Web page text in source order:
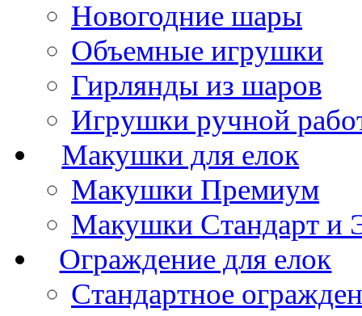
Новогодние шары
Объемные игрушки
Гирлянды из шаров
Игрушки ручной
Макушки для елок
Макушки Премиум
Макушки Стандарт и
Ограждение для елок
Стандартное